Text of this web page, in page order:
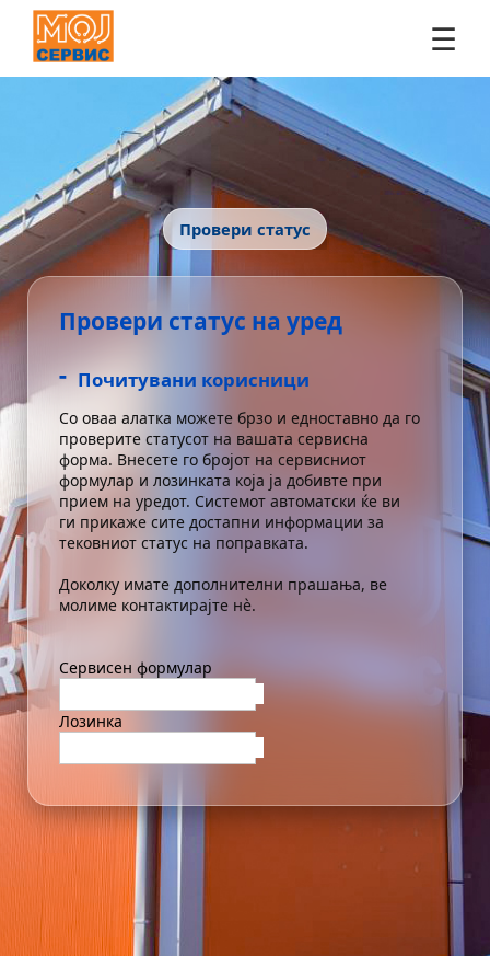
☰
Провери статус
Провери статус на уред
- Почитувани корисници
Со оваа алатка можете брзо и едноставно да го
проверите статусот на вашата сервисна
форма. Внесете го бројот на сервисниот
формулар и лозинката која ја добивте при
прием на уредот. Системот автоматски ќе ви
ги прикаже сите достапни информации за
тековниот статус на поправката.
Доколку имате дополнителни прашања, ве
молиме контактирајте нè.
Сервисен формулар
Лозинка
Провери статус